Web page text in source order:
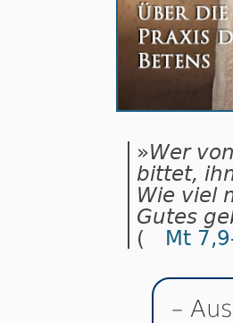
»Wer
bittet,
Wie viel
Gutes
(
Mt
–